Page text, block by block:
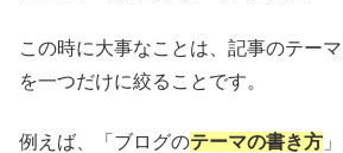
この時に大事なことは、記事のテー
を一つだけに絞ることです。
例えば、「ブログのテーマの書き方